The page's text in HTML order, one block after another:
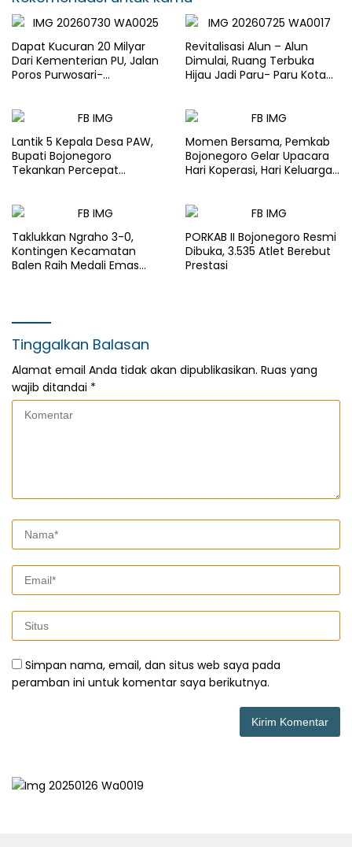
Dapat Kucuran 20 Milyar
Dari Kementerian PU, Jalan
Poros Purwosari-
Revitalisasi Alun – Alun
Dimulai, Ruang Terbuka
Hijau Jadi Paru- Paru Kota
Lantik 5 Kepala Desa PAW,
Bupati Bojonegoro
Tekankan Percepat
Momen Bersama, Pemkab
Bojonegoro Gelar Upacara
Hari Koperasi, Hari Keluarga
Taklukkan Ngraho 3-0,
Kontingen Kecamatan
Balen Raih Medali Emas
PORKAB II Bojonegoro Resmi
Dibuka, 3.535 Atlet Berebut
Prestasi
Tinggalkan Balasan
Alamat email Anda tidak akan dipublikasikan. Ruas yang
wajib ditandai *
Simpan nama, email, dan situs web saya pada
peramban ini untuk komentar saya berikutnya.